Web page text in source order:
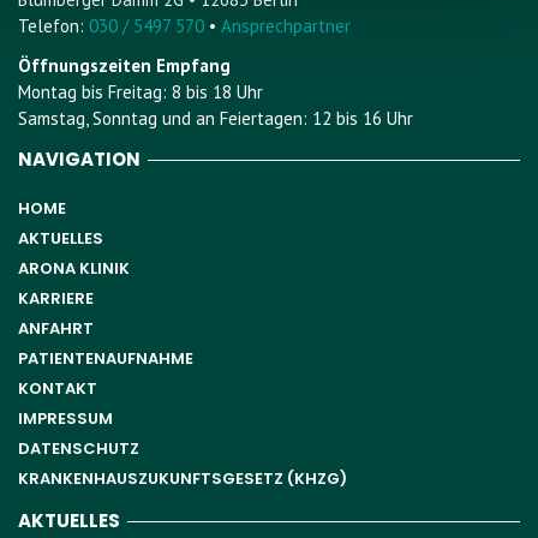
Telefon: 030 / 5497 570 • Ansprechpartner
Öffnungszeiten Empfang
Montag bis Freitag: 8 bis 18 Uhr
Samstag, Sonntag und an Feiertagen: 12 bis 16 Uhr
NAVIGATION
HOME
AKTUELLES
ARONA KLINIK
KARRIERE
ANFAHRT
PATIENTENAUFNAHME
KONTAKT
IMPRESSUM
DATENSCHUTZ
KRANKENHAUSZUKUNFTSGESETZ (KHZG)
AKTUELLES